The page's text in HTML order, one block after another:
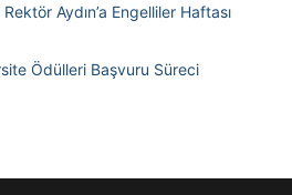
Aydın’a Engelliler Haftası
Ödülleri Başvuru Süreci